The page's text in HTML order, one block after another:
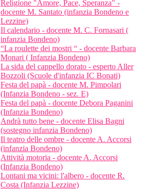
Religione "Amore, Pace, Speranza" -
docente M. Santato (infanzia Bondeno e
Lezzine)
Il calendario - docente M. C. Fornasari (
infanzia Bondeno)
“La roulette dei mostri “ - docente Barbara
Monari ( Infanzia Bondeno)
La sida del cappello dorato - esperto Aller
Bozzoli (Scuole d'infanzia IC Bonati)
Festa del papà - docente M. Pimpolari
(Infanzia Bondeno - sez. E)
Festa del papà - docente Debora Paganini
(Infanzia Bondeno)
Andrà tutto bene - docente Elisa Bagni
(sostegno infanzia Bondeno)
Il teatro delle ombre - docente A. Accorsi
(infanzia Bondeno)
Attività motoria - docente A. Accorsi
(Infanzia Bondeno)
Lontani ma vicini: l'albero - docente R.
Costa (Infanzia Lezzine)